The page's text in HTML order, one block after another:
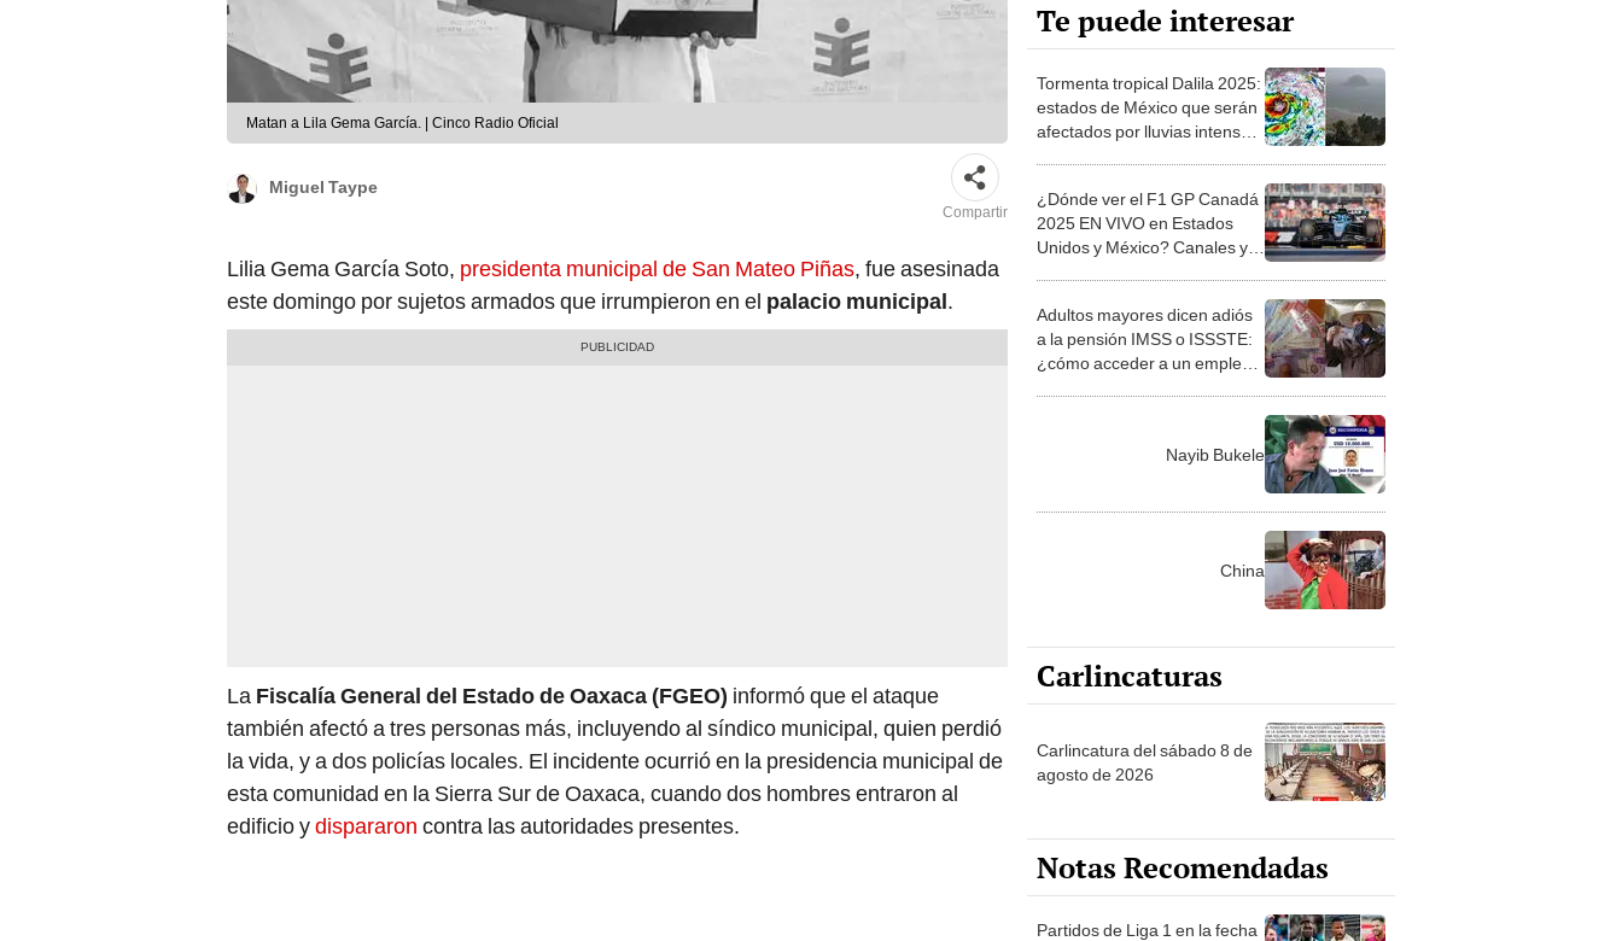
Matan a Lila Gema García. | Cinco Radio Oficial
Miguel Taype
Compartir
Lilia Gema García Soto, presidenta municipal de San Mateo Piñas, fue asesinada
este domingo por sujetos armados que irrumpieron en el palacio municipal.
La Fiscalía General del Estado de Oaxaca (FGEO) informó que el ataque
también afectó a tres personas más, incluyendo al síndico municipal, quien perdió
la vida, y a dos policías locales. El incidente ocurrió en la presidencia municipal de
esta comunidad en la Sierra Sur de Oaxaca, cuando dos hombres entraron al
edificio ydispararon contra las autoridades presentes.
Te puede interesar
Tormenta tropical Dalila 2025:
estados de México que serán
afectados por lluvias intensas,
¿Dónde ver el F1 GP Canadá
2025 EN VIVO en Estados
Unidos y México? Canales y
Adultos mayores dicen adiós
a la pensión IMSS o ISSSTE:
¿cómo acceder a un empleo
Nayib Bukele
China
Carlincaturas
Carlincatura del sábado 8 de
agosto de 2026
Notas Recomendadas
Partidos de Liga 1 en la fecha